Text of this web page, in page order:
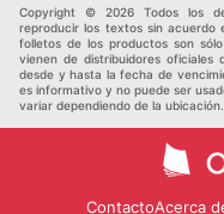
Otros
Copyright © 2026 Todos los
reproducir los textos sin acuerdo
folletos de los productos son
vienen de distribuidores
desde y hasta la fecha de
es informativo y no puede ser
variar dependiendo de la ubicación.
ContactoAcerca